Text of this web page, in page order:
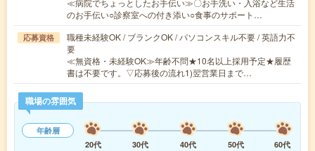
≪病院でちょっとしたお手伝い≫〇お手洗い・入浴など生活
のお手伝い○診察室への付き添い○食事のサポート…
応募資格
職種未経験OK / ブランクOK / パソコンスキル不要 / 英語力不
要
≪無資格・未経験OK≫年齢不問★10名以上採用予定★履歴
書は不要です。▽応募後の流れ1)翌営業日まで…
職場の雰囲気
年齢層
20代
30代 40代 50代
60代